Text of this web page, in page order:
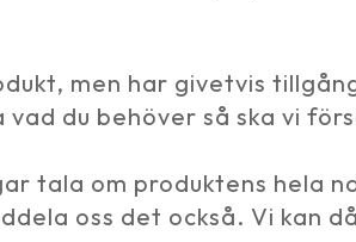
men har givetvis
du behöver så ska vi
tala om produktens hela
oss det också. Vi kan